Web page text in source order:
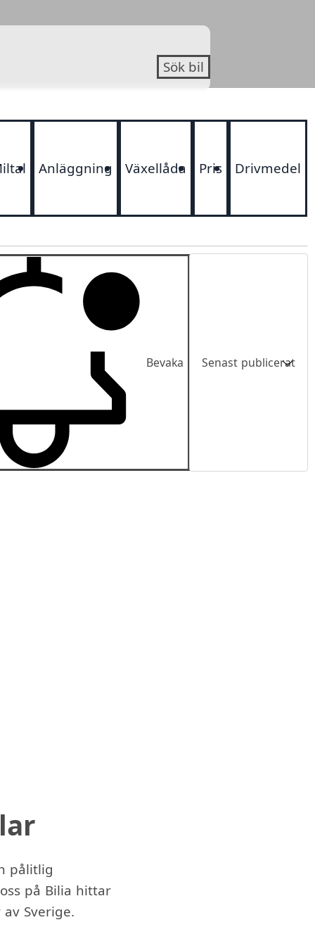
Sök bil
Anläggning Växellåda Pris Drivmedel
Bevaka Senast publicerat
pålitlig
på Bilia hittar
Sverige.